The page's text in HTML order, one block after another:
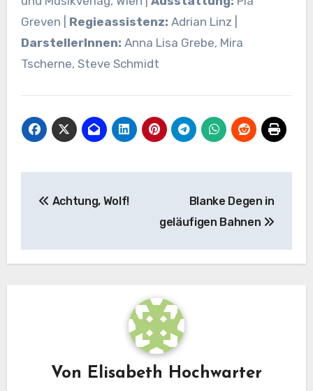
Greven | Regieassistenz: Adrian Linz |
DarstellerInnen: Anna Lisa Grebe, Mira
Tscherne, Steve Schmidt
Achtung, Wolf!
Blanke Degen in
geläufigen Bahnen
Von Elisabeth Hochwarter